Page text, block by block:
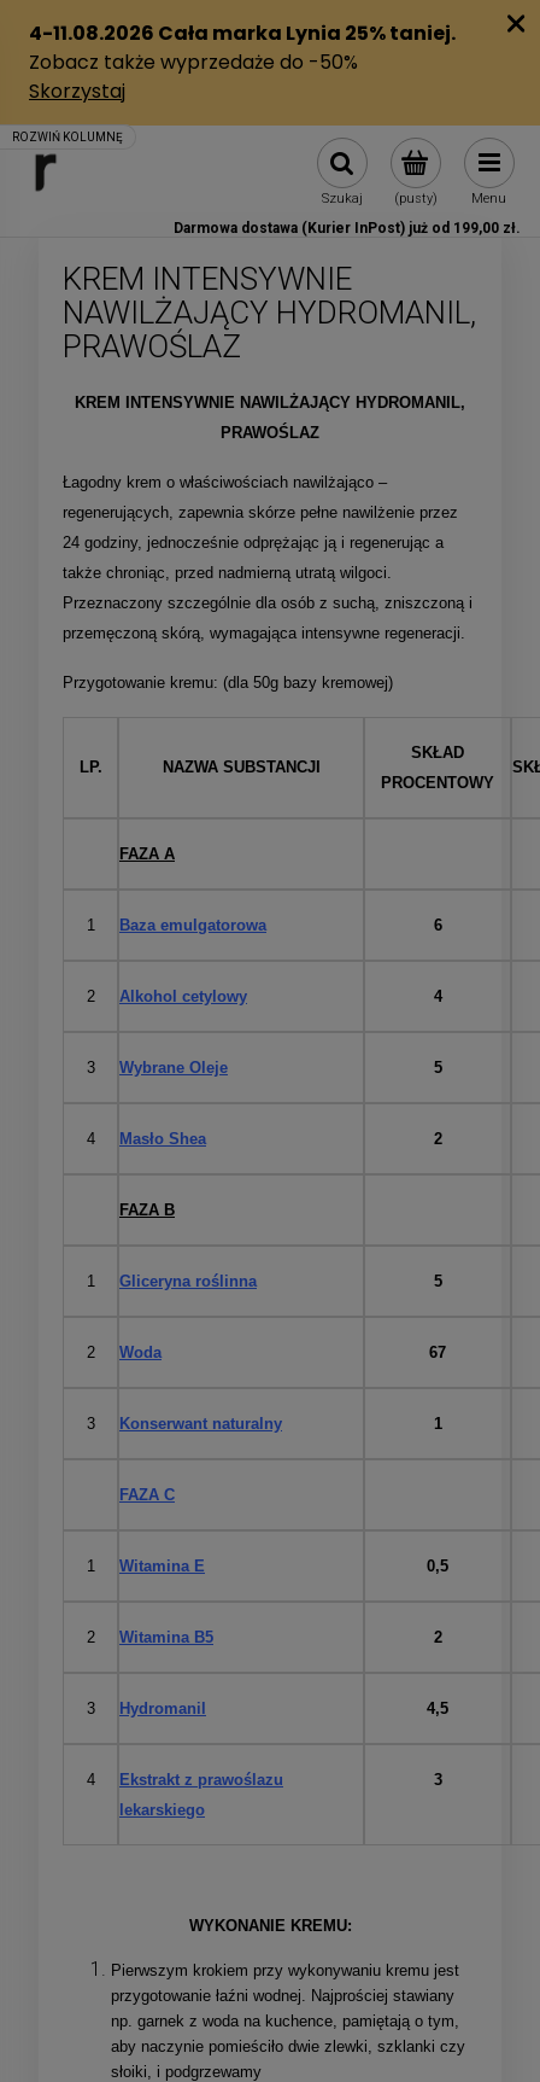
(pusty)
Szukaj Menu
Darmowa dostawa (Kurier InPost) już od 199,00 zł.
KREM INTENSYWNIE
NAWILŻAJĄCY HYDROMANIL,
PRAWOŚLAZ
KREM INTENSYWNIE NAWILŻAJĄCY HYDROMANIL,
PRAWOŚLAZ
Łagodny krem o właściwościach nawilżająco –
regenerujących, zapewnia skórze pełne nawilżenie przez
24 godziny, jednocześnie odprężając ją i regenerując a
także chroniąc, przed nadmierną utratą wilgoci.
Przeznaczony szczególnie dla osób z suchą, zniszczoną i
przemęczoną skórą, wymagająca intensywne regeneracji.
Przygotowanie kremu: (dla 50g bazy kremowej)
LP. NAZWA SUBSTANCJI
SKŁAD
PROCENTOWY
FAZA A
1 Baza emulgatorowa 6
2 Alkohol cetylowy 4
3 Wybrane Oleje 5
4 Masło Shea 2
FAZA B
1 Gliceryna roślinna 5
2 Woda 67
3 Konserwant naturalny 1
FAZA C
1 Witamina E 0,5
2 Witamina B5 2
3 Hydromanil 4,5
4
Ekstrakt z prawoślazu
lekarskiego
3
WYKONANIE KREMU:
Pierwszym krokiem przy wykonywaniu kremu jest
przygotowanie łaźni wodnej. Najprościej stawiany
np. garnek z woda na kuchence, pamiętają o tym,
aby naczynie pomieściło dwie zlewki, szklanki czy
słoiki, i podgrzewamy